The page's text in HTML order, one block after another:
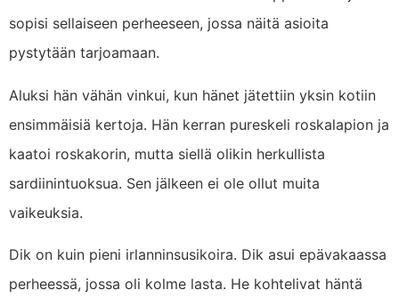
sopisi sellaiseen perheeseen, jossa näitä asioita
pystytään tarjoamaan.
Aluksi hän vähän vinkui, kun hänet jätettiin yksin kotiin
ensimmäisiä kertoja. Hän kerran pureskeli roskalapion ja
kaatoi roskakorin, mutta siellä olikin herkullista
sardiinintuoksua. Sen jälkeen ei ole ollut muita
vaikeuksia.
Dik on kuin pieni irlanninsusikoira. Dik asui epävakaassa
perheessä, jossa oli kolme lasta. He kohtelivat häntä